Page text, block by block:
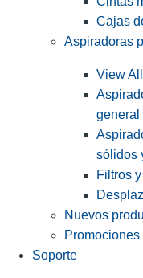
Cajas
Aspiradoras
View
general
sólidos
Filtros
Nuevos
Promociones
Soporte